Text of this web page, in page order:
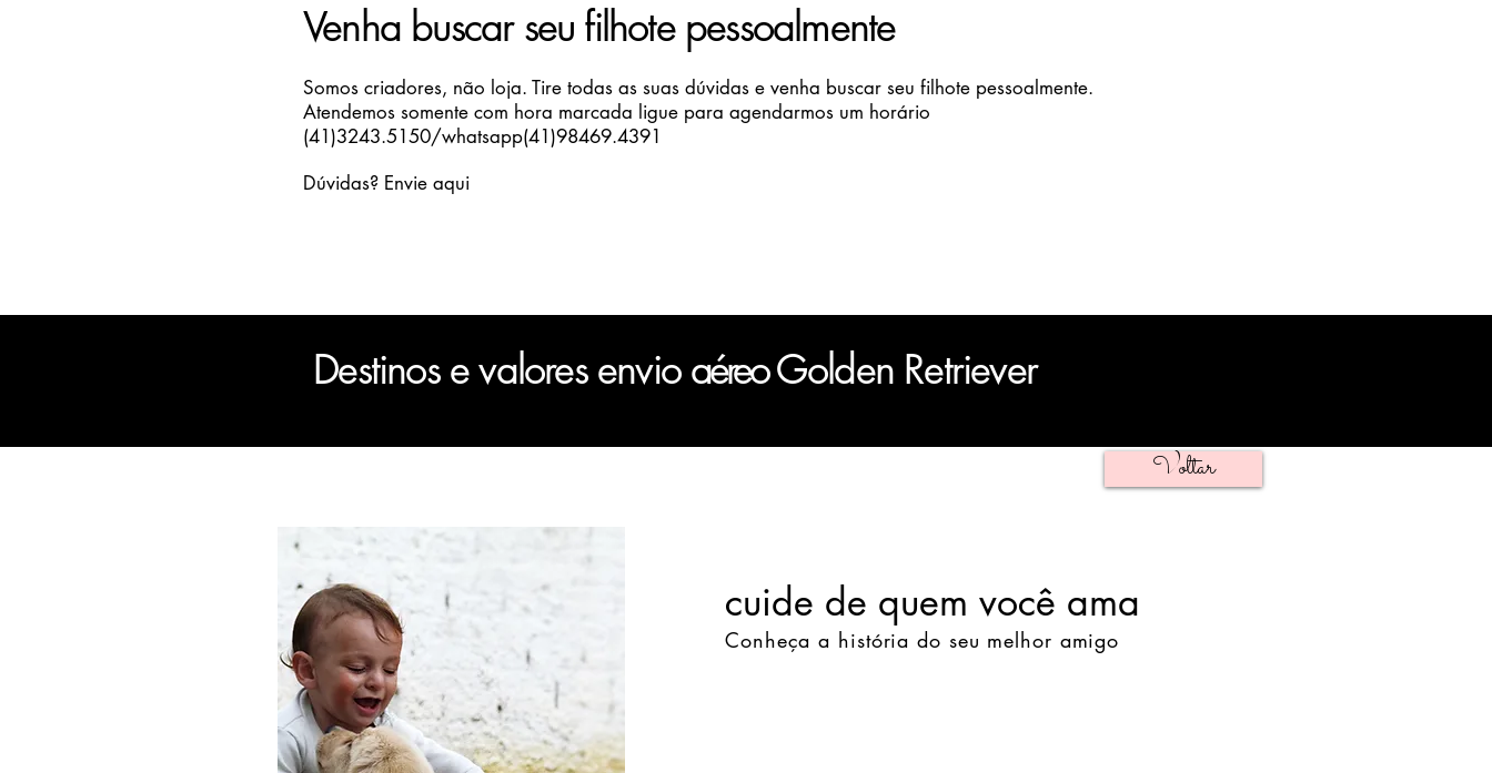
Venha buscar seu filhote pessoalmente
Somos criadores, não loja. Tire todas as suas dúvidas e venha buscar seu filhote pessoalmente.
Atendemos somente com hora marcada ligue para agendarmos um horário
(41)3243.5150/whatsapp(41)98469.4391
Dúvidas? Envie aqui
Destinos e valores envioaéreoGolden Retriever
Voltar
cuide de quem você ama
Conheça a história do seu melhor amigo